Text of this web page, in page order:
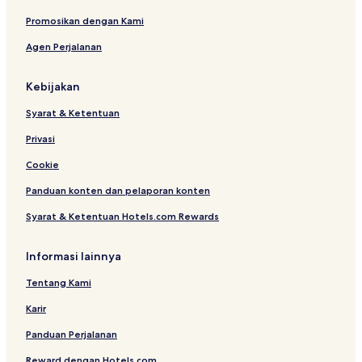
Promosikan dengan Kami
Agen Perjalanan
Kebijakan
Syarat & Ketentuan
Privasi
Cookie
Panduan konten dan pelaporan konten
Syarat & Ketentuan Hotels.com Rewards
Informasi lainnya
Tentang Kami
Karir
Panduan Perjalanan